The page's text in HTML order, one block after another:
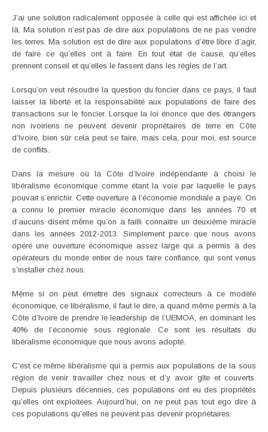
J’ai une solution radicalement opposée à celle qui est affichée ici et
là. Ma solution n’est pas de dire aux populations de ne pas vendre
les terres. Ma solution est de dire aux populations d’être libre d’agir,
de faire ce qu’elles ont à faire. En tout état de cause, qu’elles
prennent conseil et qu’elles le fassent dans les règles de l’art.
Lorsqu’on veut résoudre la question du foncier dans ce pays, il faut
laisser la liberté et la responsabilité aux populations de faire des
transactions sur le foncier. Lorsque la loi énonce que des étrangers
non ivoiriens ne peuvent devenir propriétaires de terre en Côte
d’Ivoire, bien sûr cela peut se faire, mais cela, pour moi, est source
de conflits.
Dans la mesure où la Côte d’Ivoire indépendante à choisi le
libéralisme économique comme étant la voie par laquelle le pays
pouvait s’enrichir. Cette ouverture à l’économie mondiale a payé. On
a connu le premier miracle économique dans les années 70 et
d’aucuns disent même qu’on a failli connaitre un deuxième miracle
dans les années 2012-2013. Simplement parce que nous avons
opéré une ouverture économique assez large qui a permis à des
opérateurs du monde entier de nous faire confiance, qui sont venus
s’installer chez nous.
Même si on peut émettre des signaux correcteurs à ce modèle
économique, ce libéralisme, il faut le dire, a quand même permis à la
Côte d’Ivoire de prendre le leadership de l’UEMOA, en dominant les
40% de l’économie sous régionale. Ce sont les résultats du
libéralisme économique que nous avons adopté.
C’est ce même libéralisme qui a permis aux populations de la sous
région de venir travailler chez nous et d’y avoir gîte et couverts.
Depuis plusieurs décennies, ces populations ont eu des propriétés
qu’elles ont exploitées. Aujourd’hui, on ne peut pas tout ego dire à
ces populations qu’elles ne peuvent pas devenir propriétaires.